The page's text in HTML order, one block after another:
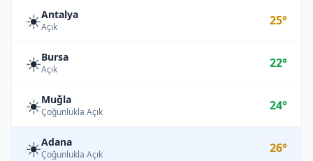
☀️Antalya
Açık 25°
☀️Bursa
Açık 22°
☀️Muğla
Çoğunlukla Açık 24°
☀️Adana
Çoğunlukla Açık 26°